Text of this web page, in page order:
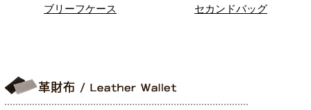
ブリーフケース セカンドバッグ